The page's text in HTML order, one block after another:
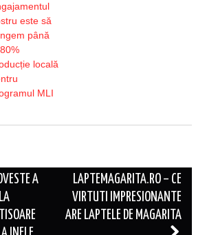
este să
până
locală
MLI
A
LAPTEMAGARITA.RO – CE
VIRTUTI IMPRESIONANTE
ARE LAPTELE DE MAGARITA